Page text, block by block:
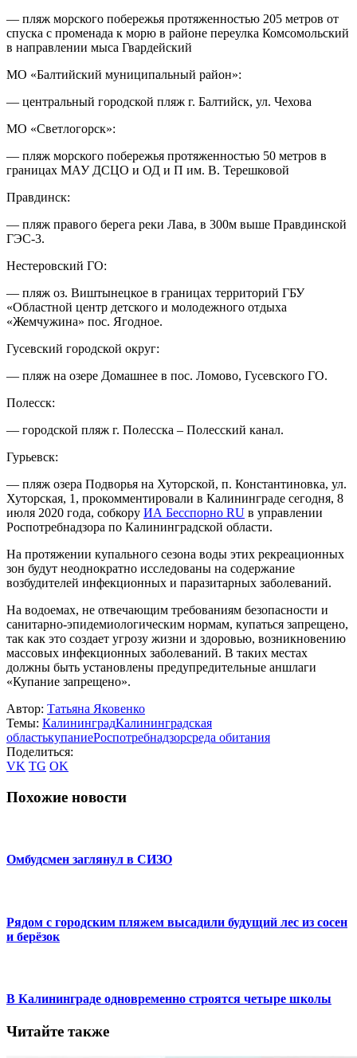
— пляж морского побережья протяженностью 205 метров от
спуска с променада к морю в районе переулка Комсомольский
в направлении мыса Гвардейский
МО «Балтийский муниципальный район»:
— центральный городской пляж г. Балтийск, ул. Чехова
МО «Светлогорск»:
— пляж морского побережья протяженностью 50 метров в
границах МАУ ДСЦО и ОД и П им. В. Терешковой
Правдинск:
— пляж правого берега реки Лава, в 300м выше Правдинской
ГЭС-3.
Нестеровский ГО:
— пляж оз. Виштынецкое в границах территорий ГБУ
«Областной центр детского и молодежного отдыха
«Жемчужина» пос. Ягодное.
Гусевский городской округ:
— пляж на озере Домашнее в пос. Ломово, Гусевского ГО.
Полесск:
— городской пляж г. Полесска – Полесский канал.
Гурьевск:
— пляж озера Подворья на Хуторской, п. Константиновка, ул.
Хуторская, 1, прокомментировали в Калининграде сегодня, 8
июля 2020 года, собкору ИА Бесспорно RU в управлении
Роспотребнадзора по Калининградской области.
На протяжении купального сезона воды этих рекреационных
зон будут неоднократно исследованы на содержание
возбудителей инфекционных и паразитарных заболеваний.
На водоемах, не отвечающим требованиям безопасности и
санитарно-эпидемиологическим нормам, купаться запрещено,
так как это создает угрозу жизни и здоровью, возникновению
массовых инфекционных заболеваний. В таких местах
должны быть установлены предупредительные аншлаги
«Купание запрещено».
Автор: Татьяна Яковенко
Темы: КалининградКалининградская
областькупаниеРоспотребнадзорсреда обитания
Поделиться:
VK TG OK
Похожие новости
Омбудсмен заглянул в СИЗО
Рядом с городским пляжем высадили будущий лес из сосен
и берёзок
В Калининграде одновременно строятся четыре школы
Читайте также